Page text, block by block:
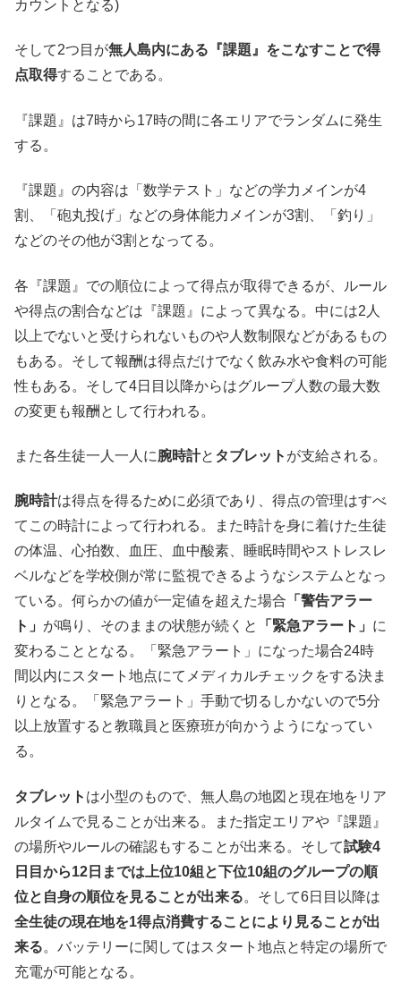
カウントとなる)
そして2つ目が無人島内にある『課題』をこなすことで得
点取得することである。
『課題』は7時から17時の間に各エリアでランダムに発生
する。
『課題』の内容は「数学テスト」などの学力メインが4
割、「砲丸投げ」などの身体能力メインが3割、「釣り」
などのその他が3割となってる。
各『課題』での順位によって得点が取得できるが、ルール
や得点の割合などは『課題』によって異なる。中には2人
以上でないと受けられないものや人数制限などがあるもの
もある。そして報酬は得点だけでなく飲み水や食料の可能
性もある。そして4日目以降からはグループ人数の最大数
の変更も報酬として行われる。
また各生徒一人一人に腕時計と タブレット が支給される。
腕時計は得点を得るために必須であり、得点の管理はすべ
てこの時計によって行われる。また時計を身に着けた生徒
の体温、心拍数、血圧、血中酸素、睡眠時間やストレスレ
ベルなどを学校側が常に監視できるようなシステムとなっ
ている。何らかの値が一定値を超えた場合 「警告アラー
ト」 が鳴り、そのままの状態が続くと 「緊急アラート」 に
変わることとなる。「緊急アラート」になった場合24時
間以内にスタート地点にてメディカルチェックをする決ま
りとなる。「緊急アラート」手動で切るしかないので5分
以上放置すると教職員と医療班が向かうようになってい
る。
タブレット は小型のもので、無人島の地図と現在地をリア
ルタイムで見ることが出来る。また指定エリアや『課題』
の場所やルールの確認もすることが出来る。そして試験4
日目から12日までは上位10組と下位10組のグループの順
位と自身の順位を見ることが出来る。そして6日目以降は
全生徒の現在地を1得点消費することにより見ることが出
来る。バッテリーに関してはスタート地点と特定の場所で
充電が可能となる。